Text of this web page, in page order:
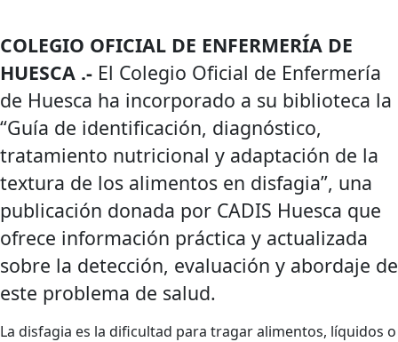
COLEGIO OFICIAL DE ENFERMERÍA DE
HUESCA .- El Colegio Oficial de Enfermería
de Huesca ha incorporado a su biblioteca la
“Guía de identificación, diagnóstico,
tratamiento nutricional y adaptación de la
textura de los alimentos en disfagia”, una
publicación donada por CADIS Huesca que
ofrece información práctica y actualizada
sobre la detección, evaluación y abordaje de
este problema de salud.
La disfagia es la dificultad para tragar alimentos, líquidos o